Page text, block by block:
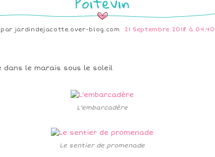
par jardindejacotte.over-blog.com 21 Septembre 2018 à 04:40
dans le marais sous le soleil
L'embarcadère
Le sentier de promenade